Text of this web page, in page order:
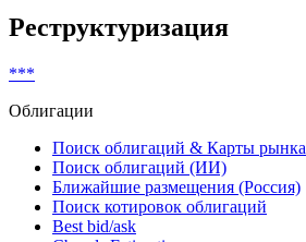
Реструктуризация
***
Облигации
Поиск облигаций & Карты рынка
Поиск облигаций (ИИ)
Ближайшие размещения (Россия)
Поиск котировок облигаций
Best bid/ask